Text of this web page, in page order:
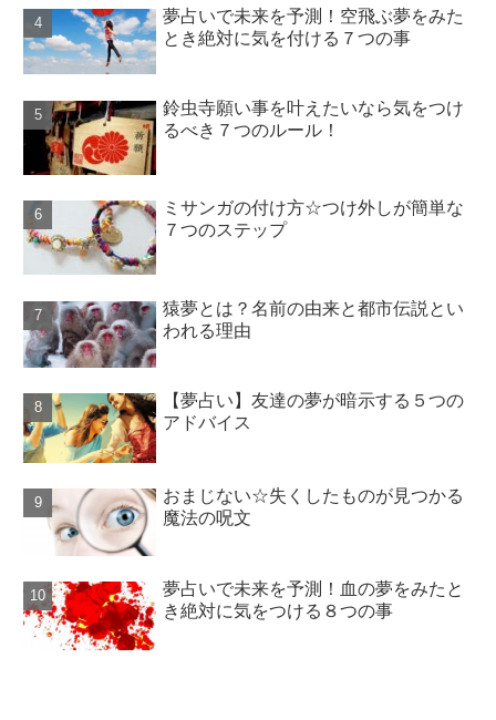
夢占いで未来を予測！空飛ぶ夢をみた
とき絶対に気を付ける７つの事
鈴虫寺願い事を叶えたいなら気をつけ
るべき７つのルール！
ミサンガの付け方☆つけ外しが簡単な
７つのステップ
猿夢とは？名前の由来と都市伝説とい
われる理由
【夢占い】友達の夢が暗示する５つの
アドバイス
おまじない☆失くしたものが見つかる
魔法の呪文
夢占いで未来を予測！血の夢をみたと
き絶対に気をつける８つの事